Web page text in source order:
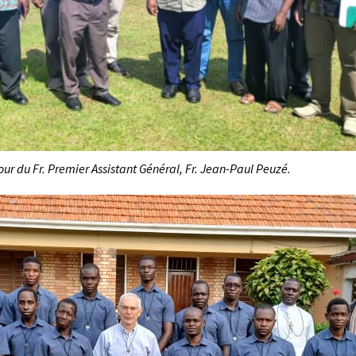
du Fr. Premier Assistant Général, Fr. Jean-Paul Peuzé.